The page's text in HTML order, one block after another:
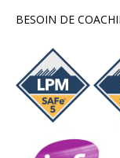
BESOIN DE